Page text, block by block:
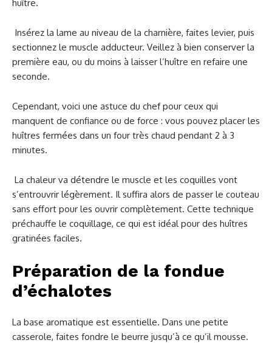
huître.
Insérez la lame au niveau de la charnière, faites levier, puis
sectionnez le muscle adducteur. Veillez à bien conserver la
première eau, ou du moins à laisser l’huître en refaire une
seconde.
Cependant, voici une astuce du chef pour ceux qui
manquent de confiance ou de force : vous pouvez placer les
huîtres fermées dans un four très chaud pendant 2 à 3
minutes.
La chaleur va détendre le muscle et les coquilles vont
s’entrouvrir légèrement. Il suffira alors de passer le couteau
sans effort pour les ouvrir complètement. Cette technique
préchauffe le coquillage, ce qui est idéal pour des huîtres
gratinées faciles.
Préparation de la fondue
d’échalotes
La base aromatique est essentielle. Dans une petite
casserole, faites fondre le beurre jusqu’à ce qu’il mousse.